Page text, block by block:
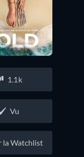
1.1k
Vu
la Watchlist